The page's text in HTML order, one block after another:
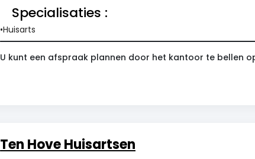
Specialisaties :
Huisarts
U kunt een afspraak plannen door het kantoor te bellen op
Ten Hove Huisartsen